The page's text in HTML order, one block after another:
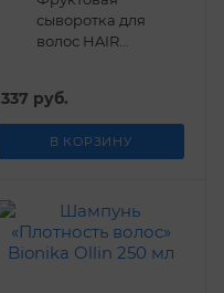
сыворотка для
волос HAIR
Ollin 120 мл.
337 руб.
В КОРЗИНУ